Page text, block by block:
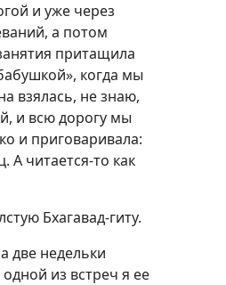
и уже через
а потом
притащила
когда мы
взялась, не знаю,
и всю дорогу мы
и приговаривала:
А читается-то как
Бхагавад-гиту.
две недельки
из встреч я ее